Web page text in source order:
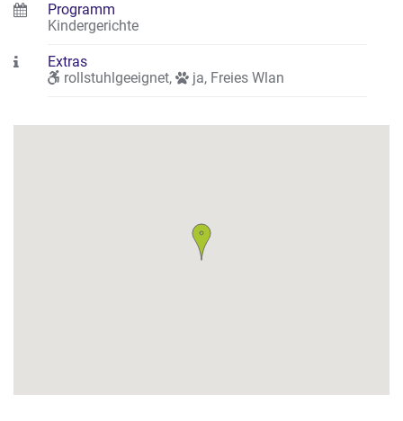
Programm
Kindergerichte
Extras
rollstuhlgeeignet, ja, Freies Wlan